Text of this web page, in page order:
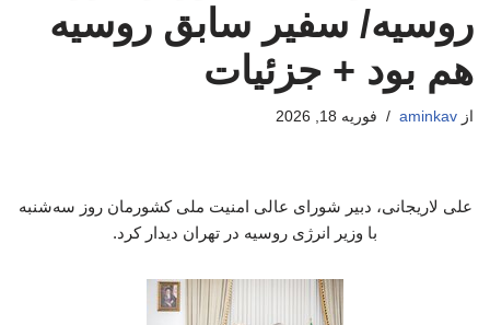
روسیه/ سفیر سابق روسیه
هم بود + جزئیات
از aminkav فوریه 18, 2026
علی لاریجانی، دبیر شورای عالی امنیت ملی کشورمان روز سه‌شنبه
با وزیر انرژی روسیه در تهران دیدار کرد.